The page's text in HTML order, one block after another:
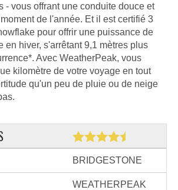
- vous offrant une conduite douce et
de l'année. Et il est certifié 3
pour offrir une puissance de
en hiver, s'arrêtant 9,1 mètres plus
Avec WeatherPeak, vous
kilomètre de votre voyage en tout
qu'un peu de pluie ou de neige
BRIDGESTONE
WEATHERPEAK